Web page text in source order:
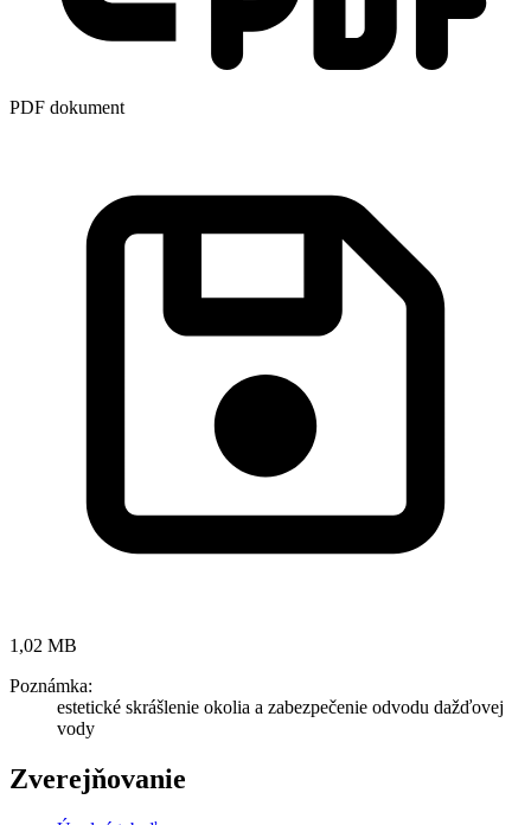
PDF dokument
1,02 MB
Poznámka:
estetické skrášlenie okolia a zabezpečenie odvodu dažďovej
vody
Zverejňovanie